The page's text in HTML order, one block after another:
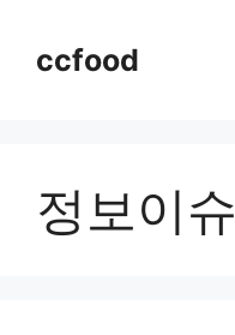
contentccfood
정보이슈